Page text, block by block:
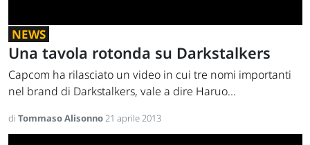
NEWS
Una tavola rotonda su Darkstalkers
Capcom ha rilasciato un video in cui tre nomi importanti
nel brand di Darkstalkers, vale a dire Haruo...
di Tommaso Alisonno21 aprile 2013